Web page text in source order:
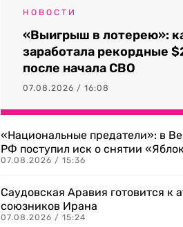
НОВОСТИ
«Выигрыш в лотерею»:
заработала рекордные
после начала СВО
07.08.2026 / 16:08
«Национальные предатели»: в
РФ поступил иск о снятии
07.08.2026 / 15:36
Саудовская Аравия готовится к
союзников Ирана
07.08.2026 / 15:24